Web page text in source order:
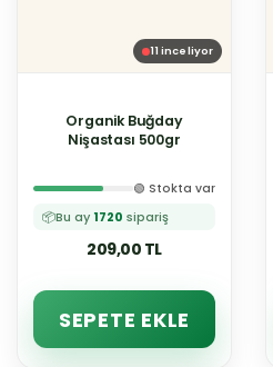
11 inceliyor
Organik Buğday
Nişastası 500gr
📦Bu ay 1720 sipariş
209,00 TL
🟢 Stokta var
SEPETE EKLE